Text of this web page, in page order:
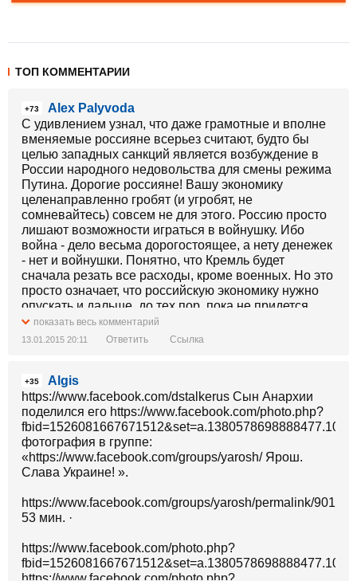
ТОП КОММЕНТАРИИ
+73
Alex Palyvoda
С удивлением узнал, что даже грамотные и вполне
вменяемые россияне всерьез считают, будто бы
целью западных санкций является возбуждение в
России народного недовольства для смены режима
Путина. Дорогие россияне! Вашу экономику
целенаправленно гробят (и угробят, не
сомневайтесь) совсем не для этого. Россию просто
лишают возможности играться в войнушку. Ибо
война - дело весьма дорогостоящее, а нету денежек
- нет и войнушки. Понятно, что Кремль будет
сначала резать все расходы, кроме военных. Но это
просто означает, что российскую экономику нужно
опускать и дальше, до тех пор, пока не придется
резать и военные расходы. Если в результате этого
еще и Путин вынужден будет уйти - отлично, но
Главное - гарантированно минимизировать ее
возможности создавать проблемы другим странам.
И сейчас все сидят на берегу реки и ждут, когда
мимо проплывет труп российской экономики.
показать весь комментарий
13.01.2015 20:11 Ответить Ссылка
+35
Algis
https://www.facebook.com/dstalkerus Сын Анархии
поделился его https://www.facebook.com/photo.php?
фотография в группе:
«https://www.facebook.com/groups/yarosh/ Ярош.
Слава Украине! ».
https://www.facebook.com/groups/yarosh/permalink/
53 мин. ·
https://www.facebook.com/photo.php?
https://www.facebook.com/photo.php?